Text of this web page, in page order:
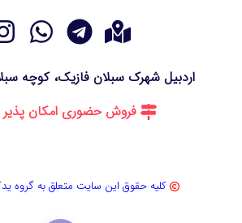
اردبیل شهرک سبلان فازیک، کوچه سبلان 6،
فروش حضوری امکان
کلیه حقوق این سایت متعلق به گروه